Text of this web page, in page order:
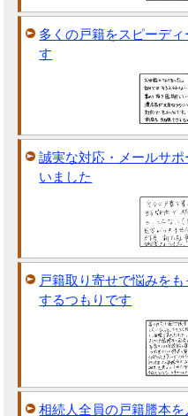
多くの戸籍をスピーデ
す
誠実な対応・メールサ
いました
戸籍取り寄せで悩みを
するつもりです
相続人全員の戸籍謄本